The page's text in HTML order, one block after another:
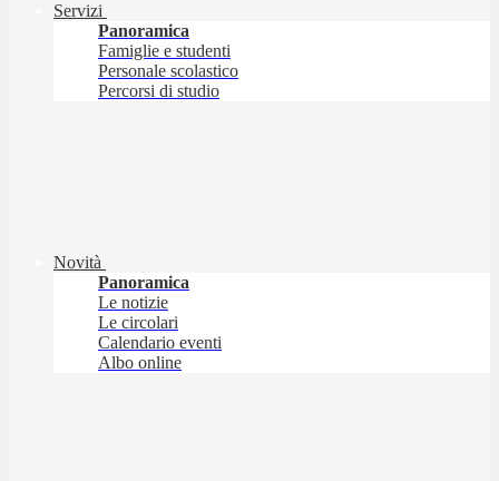
Servizi
Panoramica
Famiglie e studenti
Personale scolastico
Percorsi di studio
Novità
Panoramica
Le notizie
Le circolari
Calendario eventi
Albo online